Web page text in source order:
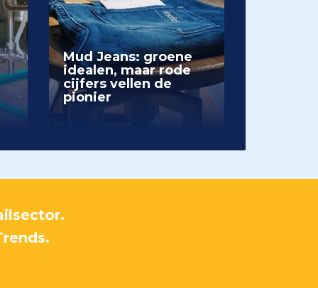
Mud Jeans: groene
idealen, maar rode
cijfers vellen de
pionier